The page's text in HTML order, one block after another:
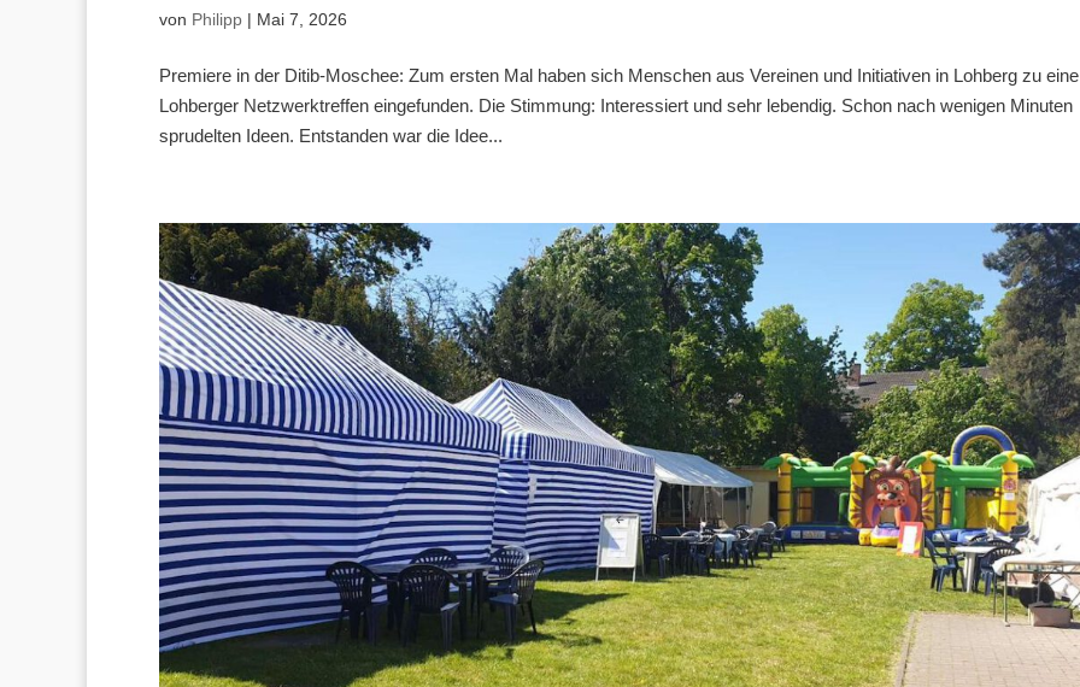
von Philipp | Mai 7, 2026
Premiere in der Ditib-Moschee: Zum ersten Mal haben sich Menschen aus Vereinen und Initiativen in Lohberg zu
Lohberger Netzwerktreffen eingefunden. Die Stimmung: Interessiert und sehr lebendig. Schon nach wenigen Minuten
sprudelten Ideen. Entstanden war die Idee...